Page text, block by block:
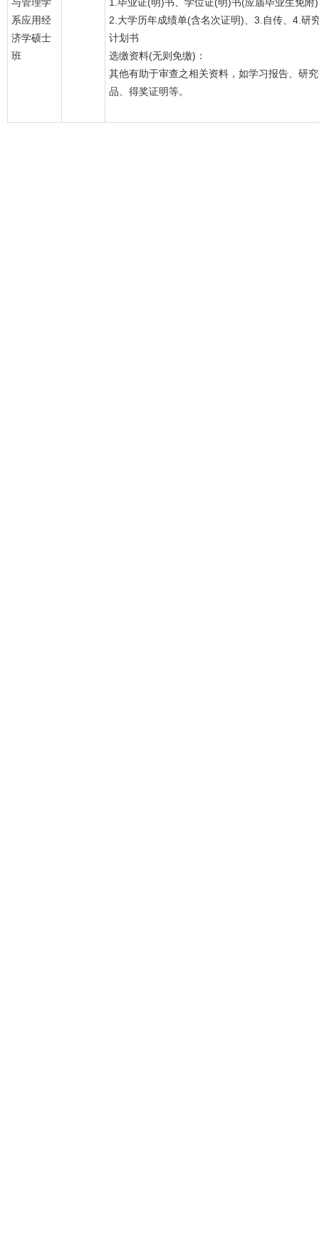
系应用经
济学硕士
班
2.大学历年成绩单(含名次证明)、3.自传、4.研
计划书
选缴资料(无则免缴)：
其他有助于审查之相关资料，如学习报告、研
品、得奖证明等。